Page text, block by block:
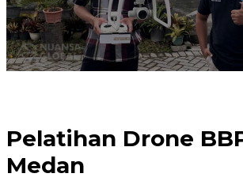
Pelatihan Drone
Medan